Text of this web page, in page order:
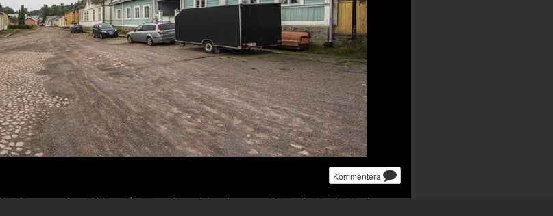
Kommentera
stan av många. Olika uppfattningar råder och har rått om var Neristan börjar. Förr innebar